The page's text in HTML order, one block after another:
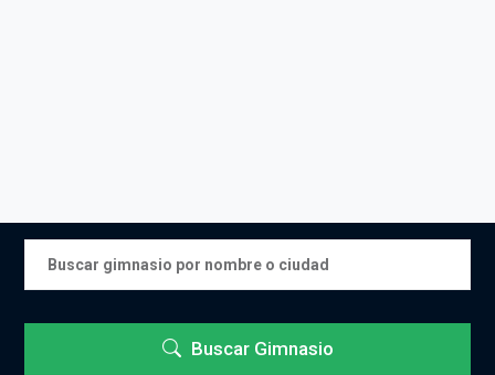
Buscar Gimnasio